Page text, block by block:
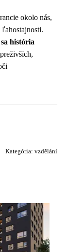
okolo nás,
ľahostajnosti.
história
Kategória: vzdělání